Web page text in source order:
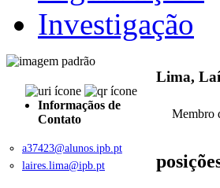
Investigação
Informaçãos de
Contato
a37423@alunos.ipb.pt
laires.lima@ipb.pt
Lima,
Membro